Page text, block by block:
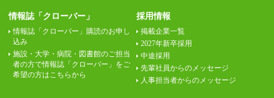
情報誌「クローバー」
情報誌「クローバー」購読のお申し
込み
施設・大学・病院・図書館のご担当
者の方で情報誌「クローバー」をご
希望の方はこちらから
採用情報
掲載企業一覧
2027年新卒採用
中途採用
先輩社員からのメッセージ
人事担当者からのメッセージ